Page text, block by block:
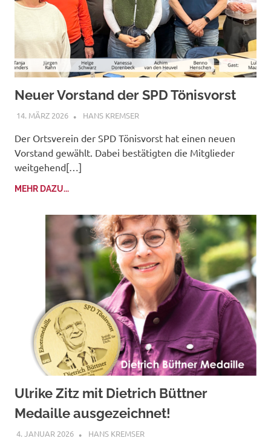
Neuer Vorstand der SPD Tönisvorst
14. MÄRZ 2026 HANS KREMSER
Der Ortsverein der SPD Tönisvorst hat einen neuen
Vorstand gewählt. Dabei bestätigten die Mitglieder
weitgehend[…]
MEHR DAZU...
Ulrike Zitz mit Dietrich Büttner
Medaille ausgezeichnet!
4. JANUAR 2026 HANS KREMSER